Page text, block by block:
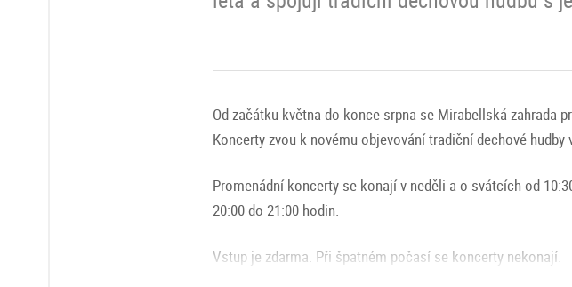
Od začátku května do konce srpna se Mirabellská zahrada
Koncerty zvou k novému objevování tradiční dechové
Promenádní koncerty se konají v neděli a o svátcích od
20:00 do 21:00 hodin.
Vstup je zdarma. Při špatném počasí se koncerty nekonají.